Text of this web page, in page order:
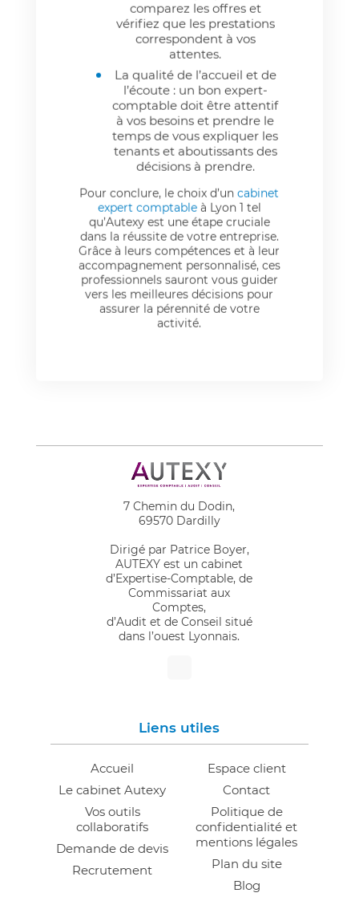
comparez les offres et
vérifiez que les prestations
correspondent à vos
attentes.
La qualité de l’accueil et de
l’écoute : un bon expert-
comptable doit être attentif
à vos besoins et prendre le
temps de vous expliquer les
tenants et aboutissants des
décisions à prendre.
Pour conclure, le choix d’un cabinet
expert comptableà Lyon 1 tel
qu’Autexy est une étape cruciale
dans la réussite de votre entreprise.
Grâce à leurs compétences et à leur
accompagnement personnalisé, ces
professionnels sauront vous guider
vers les meilleures décisions pour
assurer la pérennité de votre
activité.
7 Chemin du Dodin,
69570 Dardilly
Dirigé par Patrice Boyer,
AUTEXY est un cabinet
d’Expertise-Comptable, de
Commissariat aux
Comptes,
d’Audit et de Conseil situé
dans l’ouest Lyonnais.
Liens utiles
Accueil
Le cabinet Autexy
Vos outils
collaboratifs
Demande de devis
Recrutement
Espace client
Contact
Politique de
confidentialité et
mentions légales
Plan du site
Blog